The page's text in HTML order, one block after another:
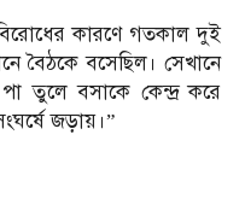
কারণে গতকাল দুই
বৈঠকে বসেছিল। সেখানে
তুলে বসাকে কেন্দ্র করে
জড়ায়।”